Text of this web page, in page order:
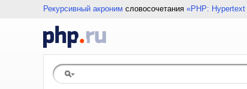
Рекурсивный акроним словосочетания «PHP: